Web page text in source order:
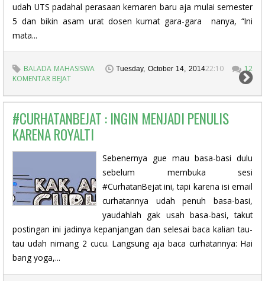
udah UTS padahal perasaan kemaren baru aja mulai semester
5 dan bikin asam urat dosen kumat gara-gara nanya, “Ini
mata...
BALADA MAHASISWA Tuesday, October 14, 201422:10
12
KOMENTAR BEJAT
#CURHATANBEJAT : INGIN MENJADI PENULIS
KARENA ROYALTI
Sebenernya gue mau basa-basi dulu
sebelum membuka sesi
#CurhatanBejat ini, tapi karena isi email
curhatannya udah penuh basa-basi,
yaudahlah gak usah basa-basi, takut
postingan ini jadinya kepanjangan dan selesai baca kalian tau-
tau udah nimang 2 cucu. Langsung aja baca curhatannya: Hai
bang yoga,...